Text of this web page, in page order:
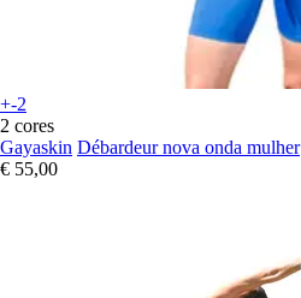
+-2
2 cores
Gayaskin Débardeur nova onda mulher
€ 55,00